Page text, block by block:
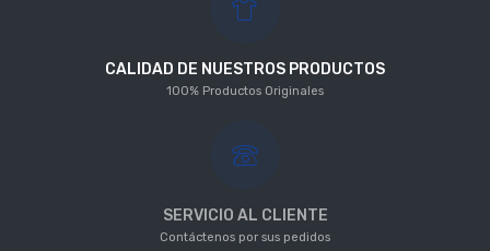
CALIDAD DE NUESTROS PRODUCTOS
100% Productos Originales
SERVICIO AL CLIENTE
Contáctenos por sus pedidos